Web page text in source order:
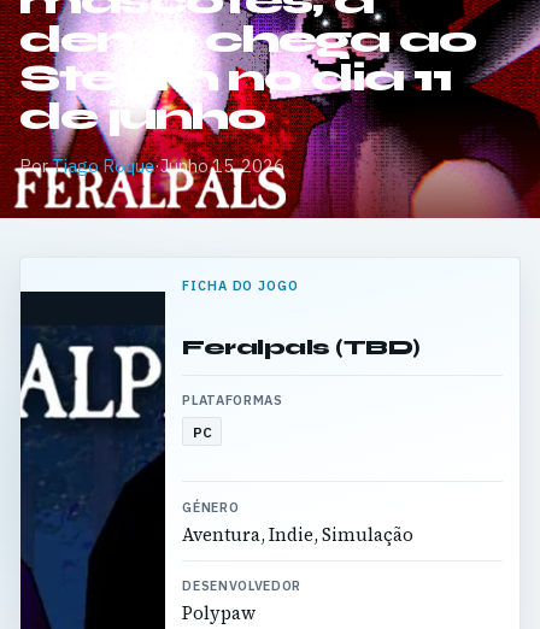
demo chega ao
Steam no dia 11
de junho
PorTiago Roque·Junho 15, 2026
FICHA DO JOGO
Feralpals (TBD)
PLATAFORMAS
PC
GÉNERO
Aventura, Indie, Simulação
DESENVOLVEDOR
Polypaw